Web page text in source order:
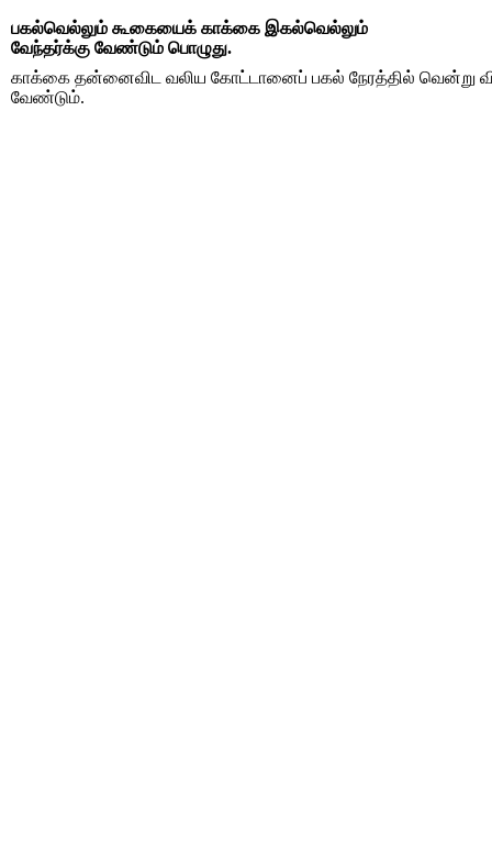
பகல்வெல்லும் கூகையைக் காக்கை இகல்வெல்லும்
வேந்தர்க்கு வேண்டும் பொழுது.
காக்கை தன்னைவிட வலிய கோட்டானைப் பகல் நேரத்தில் வென்று
வேண்டும்.